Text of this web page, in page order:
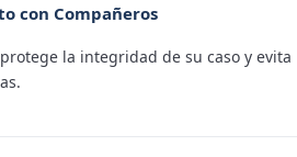
con Compañeros
la integridad de su caso y evita